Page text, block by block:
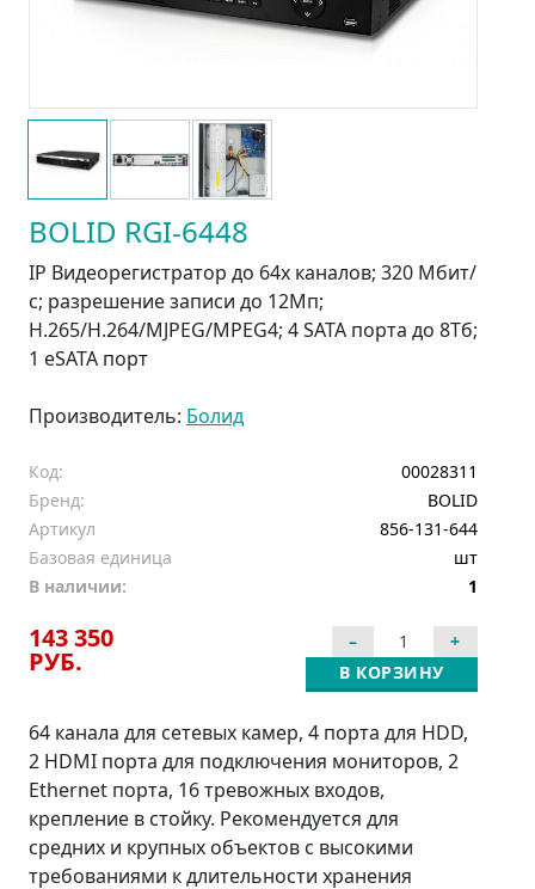
BOLID RGI-6448
IP Видеорегистратор до 64х каналов; 320 Мбит/
с; разрешение записи до 12Mп;
H.265/H.264/MJPEG/MPEG4; 4 SATA порта до 8Tб;
1 eSATA порт
Производитель: Болид
Код:
00028311
Бренд:
BOLID
Артикул
856-131-644
Базовая единица
шт
В наличии:
1
143 350
РУБ. В КОРЗИНУ
64 канала для сетевых камер, 4 порта для HDD,
2 HDMI порта для подключения мониторов, 2
Ethernet порта, 16 тревожных входов,
крепление в стойку. Рекомендуется для
средних и крупных объектов с высокими
требованиями к длительности хранения